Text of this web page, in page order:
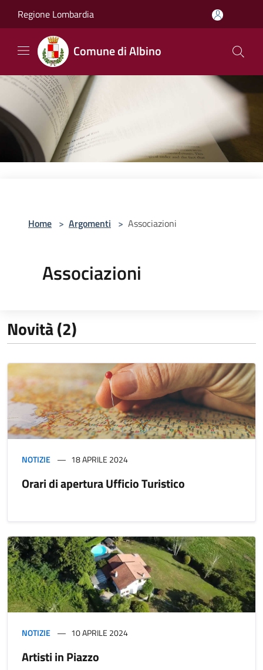
Regione Lombardia
Comune di Albino
Home > Argomenti > Associazioni
Associazioni
Novità (2)
NOTIZIE 18 APRILE 2024
Orari di apertura Ufficio Turistico
NOTIZIE 10 APRILE 2024
Artisti in Piazzo